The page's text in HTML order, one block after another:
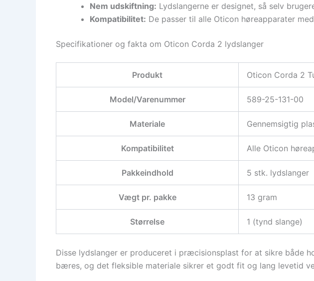
Nem udskiftning: Lydslangerne er designet, så selv
Kompatibilitet: De passer til alle Oticon høreapparater
Specifikationer og fakta om Oticon Corda 2 lydslanger
Produkt Oticon Corda 2
Model/Varenummer 589-25-131-00
Materiale Gennemsigtig
Kompatibilitet Alle Oticon
Pakkeindhold 5 stk. lydslanger
Vægt pr. pakke 13 gram
Størrelse 1 (tynd slange)
Disse lydslanger er produceret i præcisionsplast for at sikre både
bæres, og det fleksible materiale sikrer et godt fit og lang levetid